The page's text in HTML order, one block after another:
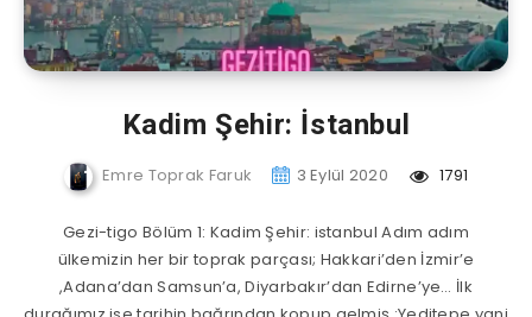
Kadim Şehir: İstanbul
Emre Toprak Faruk 3 Eylül 2020 1791
Gezi-tigo Bölüm 1: Kadim Şehir: istanbul Adım adım
ülkemizin her bir toprak parçası; Hakkari’den İzmir’e
,Adana’dan Samsun’a, Diyarbakır’dan Edirne’ye… İlk